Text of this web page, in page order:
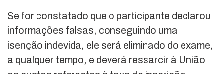
Se for constatado que o participante declarou
informações falsas, conseguindo uma
isenção indevida, ele será eliminado do exame,
a qualquer tempo, e deverá ressarcir à União